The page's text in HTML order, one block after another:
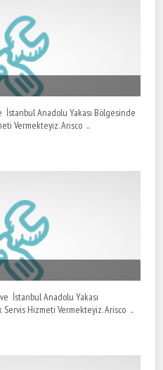
İstanbul Anadolu Yakası Bölgesinde
Vermekteyiz. Arisco ..
İstanbul Anadolu Yakası
Hizmeti Vermekteyiz. Arisco ..